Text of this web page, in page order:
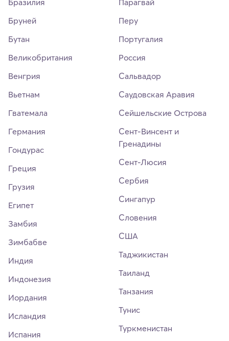
Бразилия
Бруней
Бутан
Великобритания
Венгрия
Вьетнам
Гватемала
Германия
Гондурас
Греция
Грузия
Египет
Замбия
Зимбабве
Индия
Индонезия
Иордания
Исландия
Испания
Парагвай
Перу
Португалия
Россия
Сальвадор
Саудовская Аравия
Сейшельские Острова
Сент-Винсент и
Гренадины
Сент-Люсия
Сербия
Сингапур
Словения
США
Таджикистан
Таиланд
Танзания
Тунис
Туркменистан